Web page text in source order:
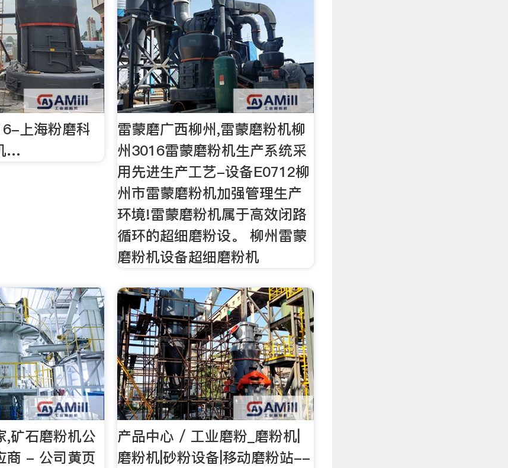
上海粉磨科
…
雷蒙磨广西柳州,雷蒙磨粉机柳
州3016雷蒙磨粉机生产系统采
用先进生产工艺-设备E0712柳
州市雷蒙磨粉机加强管理生产
环境!雷蒙磨粉机属于高效闭路
循环的超细磨粉设。 柳州雷蒙
磨粉机设备超细磨粉机
,矿石磨粉机公
商 - 公司黄页
产品中心 / 工业磨粉_磨粉机|
磨粉机|砂粉设备|移动磨粉站--